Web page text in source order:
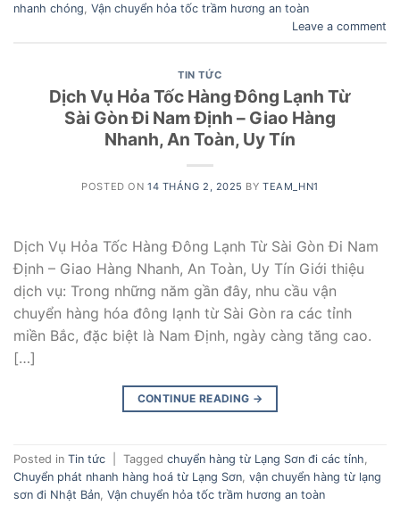
nhanh chóng Vận chuyển hỏa tốc trầm hương an toàn
Leave a comment
TIN TỨC
Dịch Vụ Hỏa Tốc Hàng Đông Lạnh Từ
Sài Gòn Đi Nam Định – Giao Hàng
Nhanh, An Toàn, Uy Tín
POSTED ON 14 THÁNG 2, 2025 BYTEAM_HN1
Dịch Vụ Hỏa Tốc Hàng Đông Lạnh Từ Sài Gòn Đi Nam
Định – Giao Hàng Nhanh, An Toàn, Uy Tín Giới thiệu
dịch vụ: Trong những năm gần đây, nhu cầu vận
chuyển hàng hóa đông lạnh từ Sài Gòn ra các tỉnh
miền Bắc, đặc biệt là Nam Định, ngày càng tăng cao.
[…]
CONTINUE READING →
Posted in Tin tức Tagged chuyển hàng từ Lạng Sơn đi các tỉnh,
Chuyển phát nhanh hàng hoá từ Lạng Sơn, vận chuyển hàng từ lạng
sơn đi Nhật Bản, Vận chuyển hỏa tốc trầm hương an toàn